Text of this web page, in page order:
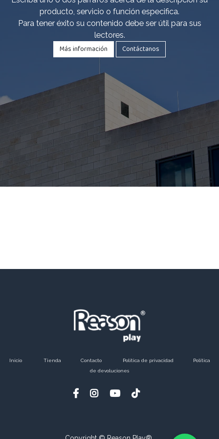
producto, servicio o función especifica.
Para tener éxito su contenido debe ser útil para sus
lectores.
Más información Contáctanos
Inicio ​Tienda Contacto Política de privacidad
Política
de devoluciones